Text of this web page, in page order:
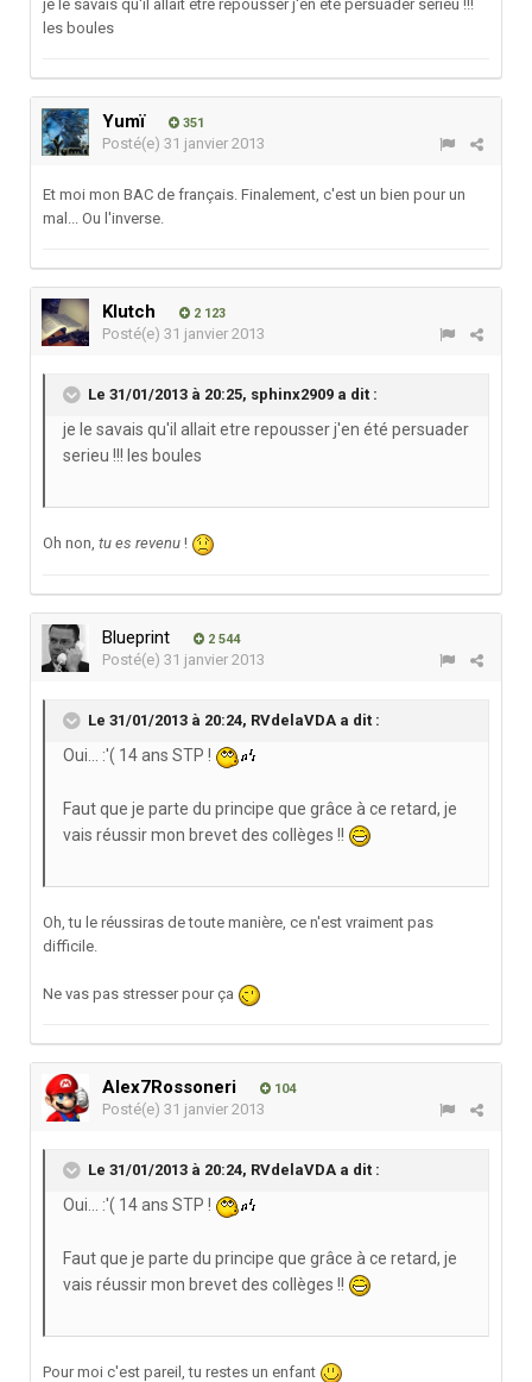
je le savais qu'il allait etre repousser j'en été persuader serieu !!!
les boules
Yumï 351
Posté(e) 31 janvier 2013
Et moi mon BAC de français. Finalement, c'est un bien pour un
mal... Ou l'inverse.
Klutch 2 123
Posté(e) 31 janvier 2013
Le 31/01/2013 à 20:25, sphinx2909 a dit :
je le savais qu'il allait etre repousser j'en été persuader
serieu !!! les boules
Oh non, tu es revenu !
Blueprint 2 544
Posté(e) 31 janvier 2013
Le 31/01/2013 à 20:24, RVdelaVDA a dit :
Oui... :'( 14 ans STP !
Faut que je parte du principe que grâce à ce retard, je
vais réussir mon brevet des collèges !!
Oh, tu le réussiras de toute manière, ce n'est vraiment pas
difficile.
Ne vas pas stresser pour ça
Alex7Rossoneri 104
Posté(e) 31 janvier 2013
Le 31/01/2013 à 20:24, RVdelaVDA a dit :
Oui... :'( 14 ans STP !
Faut que je parte du principe que grâce à ce retard, je
vais réussir mon brevet des collèges !!
Pour moi c'est pareil, tu restes un enfant